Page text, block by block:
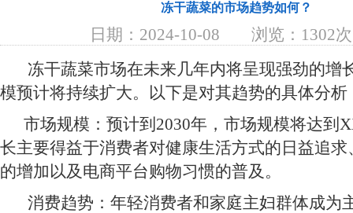
冻干蔬菜的市场趋势如何？
日期：2024-10-08
浏览：1302次
冻干蔬菜市场在未来几年内将呈现强劲的增
模预计将持续扩大。以下是对其趋势的具体分析
市场规模：预计到2030年，市场规模将达到
长主要得益于消费者对健康生活方式的日益追
的增加以及电商平台购物习惯的普及。
消费趋势：年轻消费者和家庭主妇群体成为